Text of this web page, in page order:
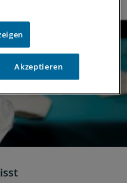
Akzeptieren